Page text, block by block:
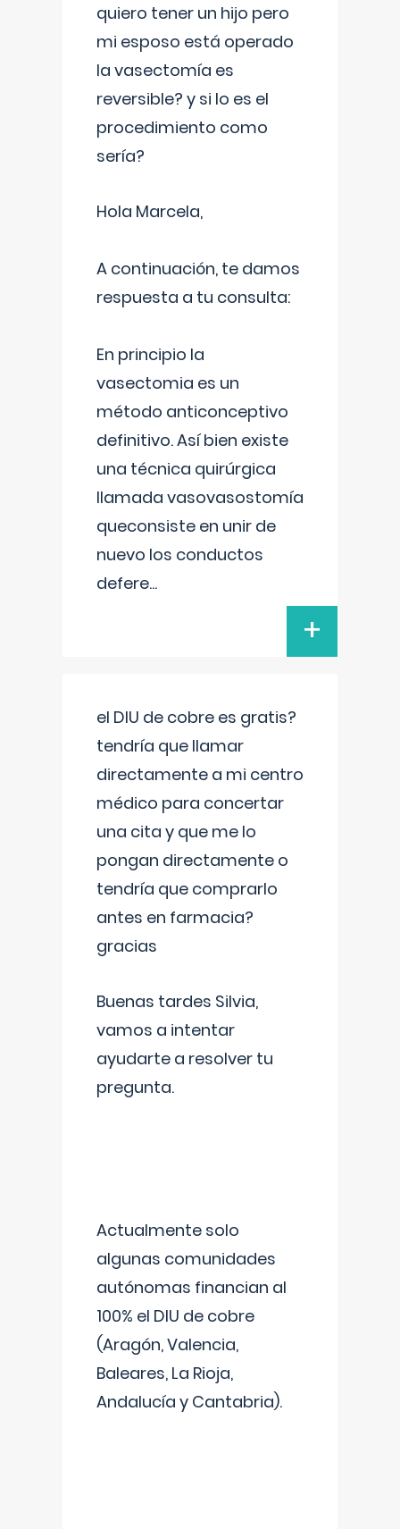
quiero tener un hijo pero
mi esposo está operado
la vasectomía es
reversible? y si lo es el
procedimiento como
sería?
Hola Marcela,
A continuación, te damos
respuesta a tu consulta:
En principio la
vasectomia es un
método anticonceptivo
definitivo. Así bien existe
una técnica quirúrgica
llamada vasovasostomía
queconsiste en unir de
nuevo los conductos
defere...
+
el DIU de cobre es gratis?
tendría que llamar
directamente a mi centro
médico para concertar
una cita y que me lo
pongan directamente o
tendría que comprarlo
antes en farmacia?
gracias
Buenas tardes Silvia,
vamos a intentar
ayudarte a resolver tu
pregunta.
Actualmente solo
algunas comunidades
autónomas financian al
100% el DIU de cobre
(Aragón, Valencia,
Baleares, La Rioja,
Andalucía y Cantabria).